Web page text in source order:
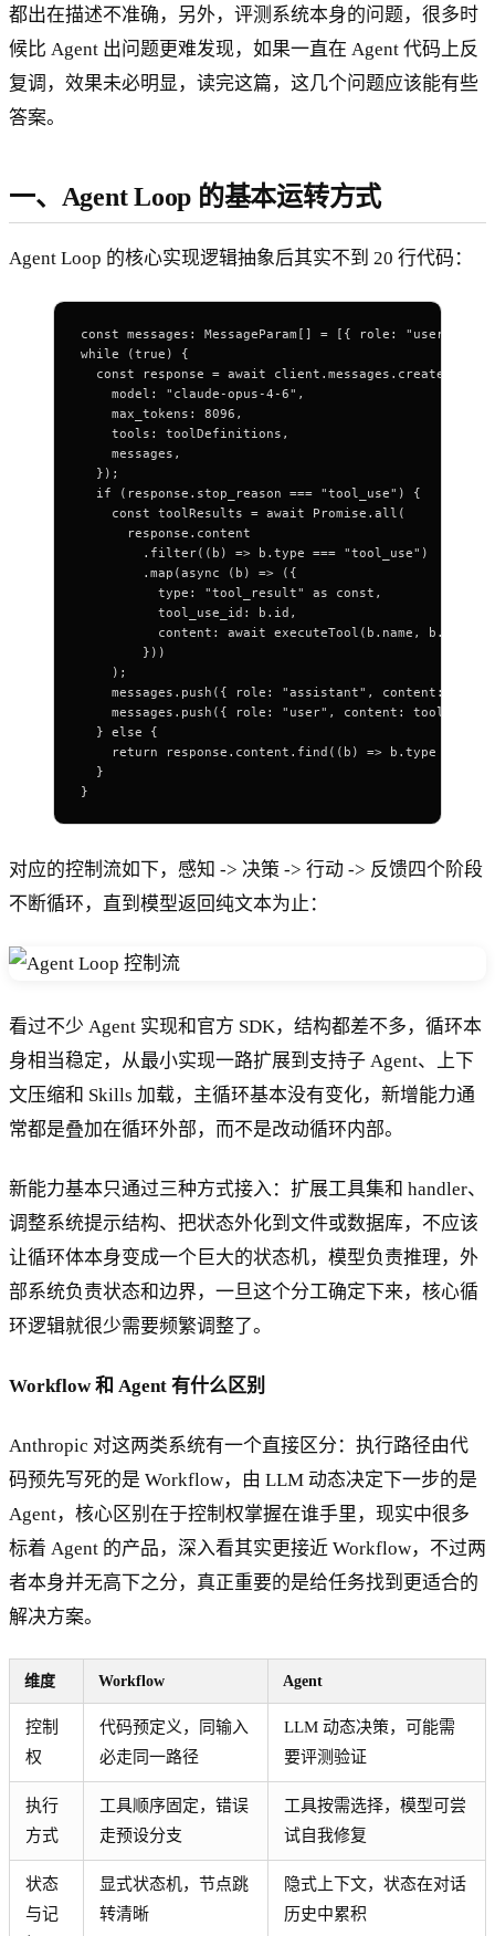
都出在描述不准确，另外，评测系统本身的问题，很多时
候比 Agent 出问题更难发现，如果一直在 Agent 代码上反
复调，效果未必明显，读完这篇，这几个问题应该能有些
答案。
一、Agent Loop 的基本运转方式
Agent Loop 的核心实现逻辑抽象后其实不到 20 行代码：
const messages : MessageParam [] = [{ role : "user"
while (true ) {
  const
response = await client . messages . create
    model
: "claude-opus-4-6" ,
    max_tokens
: 8096 ,
    tools
: toolDefinitions ,
    messages
,
  });
  if
( response . stop_reason === "tool_use" ) {
    const
toolResults = await Promise . all (
      response
. content
        .
filter(( b ) => b . type === "tool_use" )
        .
map (async ( b ) => ({
          type
: "tool_result" as const ,
          tool_use_id
: b . id ,
          content
: await executeTool ( b . name , b .
        }))
    );
    messages
. push ({ role : "assistant" , content :
    messages
. push ({ role : "user" , content :
  }
else {
    return
response . content . find (( b ) => b . type
  }
}
对应的控制流如下，感知 -> 决策 -> 行动 -> 反馈四个阶段
不断循环，直到模型返回纯文本为止：
看过不少 Agent 实现和官方 SDK，结构都差不多，循环本
身相当稳定，从最小实现一路扩展到支持子 Agent、上下
文压缩和 Skills 加载，主循环基本没有变化，新增能力通
常都是叠加在循环外部，而不是改动循环内部。
新能力基本只通过三种方式接入：扩展工具集和 handler、
调整系统提示结构、把状态外化到文件或数据库，不应该
让循环体本身变成一个巨大的状态机，模型负责推理，外
部系统负责状态和边界，一旦这个分工确定下来，核心循
环逻辑就很少需要频繁调整了。
Workflow 和 Agent 有什么区别
Anthropic 对这两类系统有一个直接区分：执行路径由代
码预先写死的是 Workflow，由 LLM 动态决定下一步的是
Agent，核心区别在于控制权掌握在谁手里，现实中很多
标着 Agent 的产品，深入看其实更接近 Workflow，不过两
者本身并无高下之分，真正重要的是给任务找到更适合的
解决方案。
维度 Workflow Agent
控制
权
代码预定义，同输入
必走同一路径
LLM 动态决策，可能需
要评测验证
执行
方式
工具顺序固定，错误
走预设分支
工具按需选择，模型可尝
试自我修复
状态
与记
显式状态机，节点跳
转清晰
隐式上下文，状态在对话
历史中累积